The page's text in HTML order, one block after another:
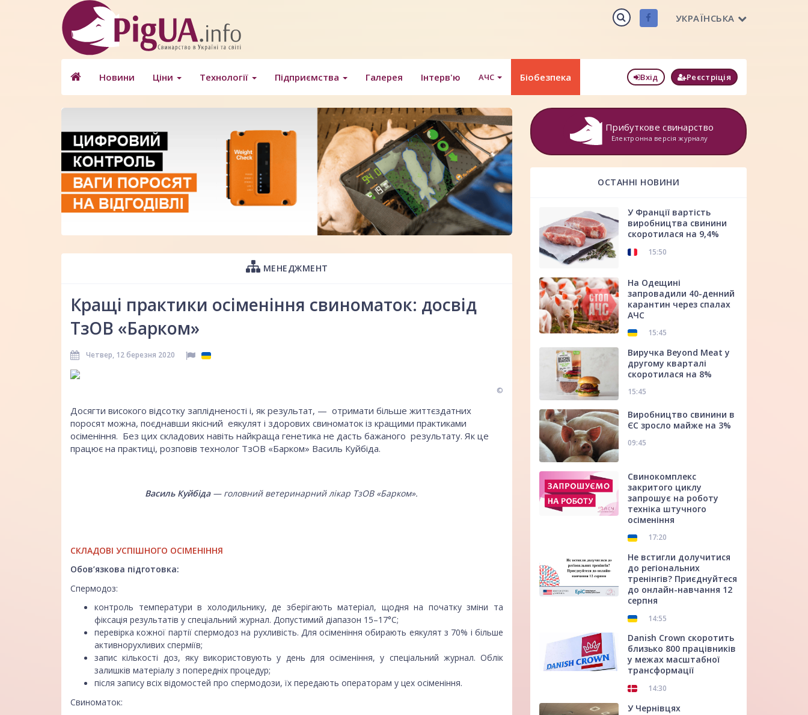
УКРАЇНСЬКА
Новини Ціни Технології Підприємства Галерея Інтерв'ю АЧС Біобезпека Вхід Реєстріція
МЕНЕДЖМЕНТ
Кращі практики осіменіння свиноматок: досвід
ТзОВ «Барком»
Четвер, 12 березня 2020
©
Досягти високого відсотку заплідненості і, як результат, — отримати більше життєздатних
поросят можна, поєднавши якісний еякулят і здорових свиноматок із кращими практиками
осіменіння. Без цих складових навіть найкраща генетика не дасть бажаного результату. Як це
працює на практиці, розповів технолог ТзОВ «Барком» Василь Куйбіда.
Василь Куйбіда— головний ветеринарний лікар ТзОВ «Барком».
СКЛАДОВІ УСПІШНОГО ОСІМЕНІННЯ
Обов’язкова підготовка:
Спермодоз:
контроль температури в холодильнику, де зберігають матеріал, щодня на початку зміни та
фіксація результатів у спеціальний журнал. Допустимий діапазон 15–17°С;
перевірка кожної партії спермодоз на рухливість. Для осіменіння обирають еякулят з 70% і більше
активнорухливих сперміїв;
запис кількості доз, яку використовують у день для осіменіння, у спеціальний журнал. Облік
залишків матеріалу з попередніх процедур;
після запису всіх відомостей про спермодози, їх передають операторам у цех осіменіння.
Свиноматок:
Прибуткове свинарство
Електронна версія журналу
ОСТАННІ НОВИНИ
У Франції вартість
виробництва свинини
скоротилася на 9,4%
15:50
На Одещині
запровадили 40-денний
карантин через спалах
АЧС
15:45
Виручка Beyond Meat у
другому кварталі
скоротилася на 8%
15:45
Виробництво свинини в
ЄС зросло майже на 3%
09:45
Свинокомплекс
закритого циклу
запрошує на роботу
техніка штучного
осіменіння
17:20
Не встигли долучитися
до регіональних
тренінгів? Приєднуйтеся
до онлайн-навчання 12
серпня
14:55
Danish Crown скоротить
близько 800 працівників
у межах масштабної
трансформації
14:30
У Чернівцях